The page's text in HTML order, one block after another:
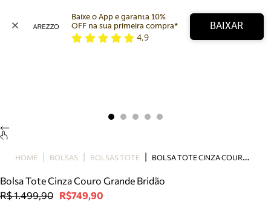
Bolsa
Tamanco
Tênis
Baixe o App e garanta 10%
OFF na sua primeira compra*
4,9
BAIXAR
HOME BOLSAS BOLSAS TOTE B
OLSA TOTE CINZA COURO GRANDE BRIDÃO
Bolsa Tote Cinza Couro Grande Bridão
R$ 1.499,90 R$749,90